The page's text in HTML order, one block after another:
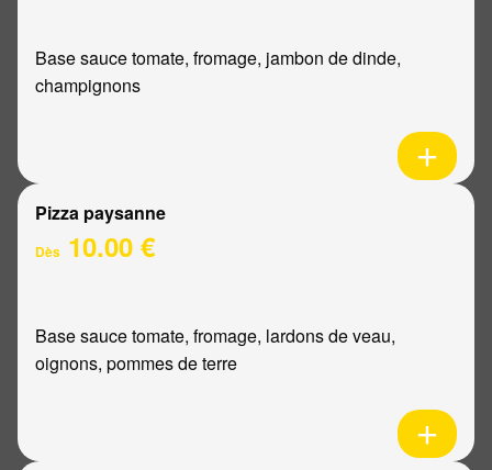
Base sauce tomate, fromage, jambon de dinde,
champignons
Pizza paysanne
Dès 10.00 €
Base sauce tomate, fromage, lardons de veau,
oignons, pommes de terre